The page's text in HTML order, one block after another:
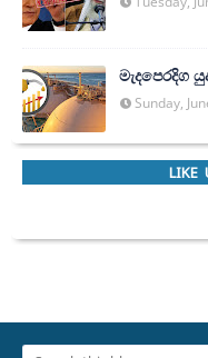
මැදපෙරදිග
Sunday,
LIKE